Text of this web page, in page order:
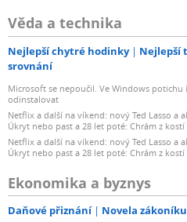
Věda a technika
Nejlepší chytré hodinky Nejlepší
srovnání
Microsoft se nepoučil. Ve Windows
odinstalovat
Netflix a další na víkend: nový Ted Lasso a
Úkryt nebo past a 28 let poté: Chrám z kostí
Netflix a další na víkend: nový Ted Lasso a
Úkryt nebo past a 28 let poté: Chrám z kostí
Ekonomika a byznys
Daňové přiznání Novela